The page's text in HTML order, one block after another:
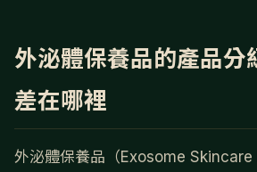
外泌體保養品的產品分
差在哪裡
外泌體保養品（Exosome